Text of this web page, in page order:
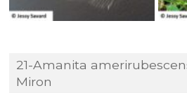
21-Amanita
Miron